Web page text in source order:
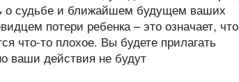
о судьбе и ближайшем будущем ваших
потери ребенка – это означает, что
что-то плохое. Вы будете прилагать
ваши действия не будут